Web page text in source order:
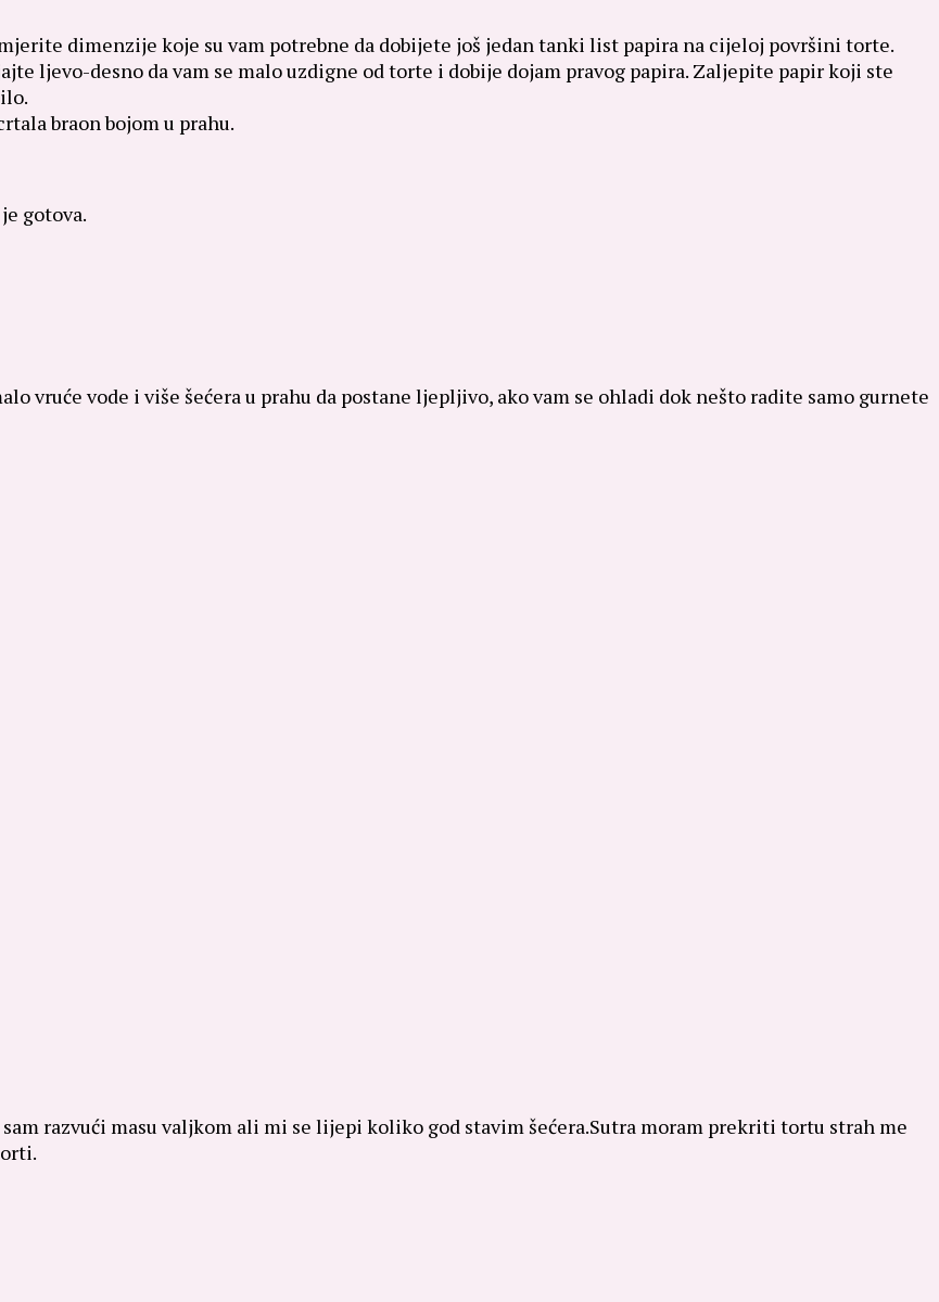
dimenzije koje su vam potrebne da dobijete još jedan tanki list papira na cijeloj površini torte.
ljevo-desno da vam se malo uzdigne od torte i dobije dojam pravog papira. Zaljepite papir koji ste
braon bojom u prahu.
gotova.
vruće vode i više šećera u prahu da postane ljepljivo, ako vam se ohladi dok nešto radite samo gurnete
razvući masu valjkom ali mi se lijepi koliko god stavim šećera.Sutra moram prekriti tortu strah me